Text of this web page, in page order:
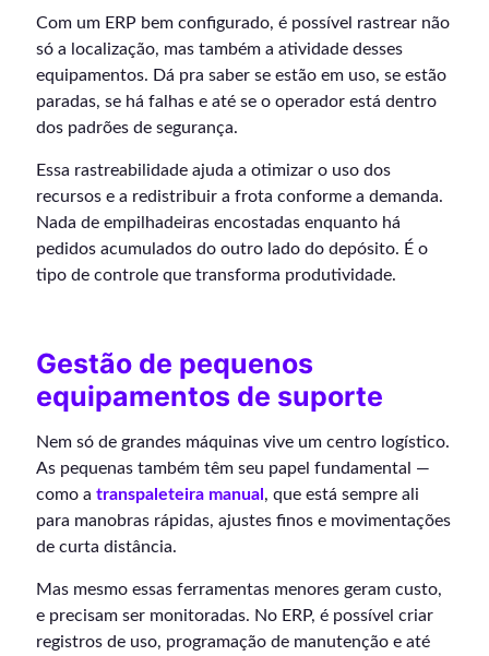
Com um ERP bem configurado, é possível rastrear não
só a localização, mas também a atividade desses
equipamentos. Dá pra saber se estão em uso, se estão
paradas, se há falhas e até se o operador está dentro
dos padrões de segurança.
Essa rastreabilidade ajuda a otimizar o uso dos
recursos e a redistribuir a frota conforme a demanda.
Nada de empilhadeiras encostadas enquanto há
pedidos acumulados do outro lado do depósito. É o
tipo de controle que transforma produtividade.
Gestão de pequenos
equipamentos de suporte
Nem só de grandes máquinas vive um centro logístico.
As pequenas também têm seu papel fundamental —
como a transpaleteira manual , que está sempre ali
para manobras rápidas, ajustes finos e movimentações
de curta distância.
Mas mesmo essas ferramentas menores geram custo,
e precisam ser monitoradas. No ERP, é possível criar
registros de uso, programação de manutenção e até